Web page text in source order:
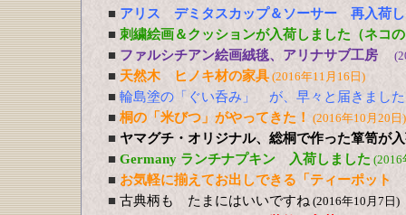
■ アリス デミタスカップ＆ソーサー 再入荷し
■ 刺繍絵画＆クッションが入荷しました（ネコ
■ ファルシチアン絵画絨毯、アリナサブ工房
■ 天然木 ヒノキ材の家具 (2016年11月16日)
■ 輪島塗の「ぐい呑み」 が、早々と届きました
■ 桐の「米びつ」がやってきた！ (2016年10月20日)
■ ヤマグチ・オリジナル、総桐で作った箪笥が
■ Germany ランチナプキン 入荷しました (2016
■ お気軽に揃えてお出しできる「ティーポッ
■ 古典柄も たまにはいいですね (2016年10月7日)